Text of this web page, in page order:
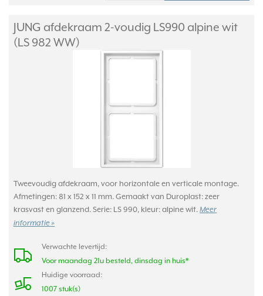
JUNG afdekraam 2-voudig LS990 alpine wit
(LS 982 WW)
Tweevoudig afdekraam, voor horizontale en verticale montage.
Afmetingen: 81 x 152 x 11 mm. Gemaakt van Duroplast: zeer
krasvast en glanzend. Serie: LS 990, kleur: alpine wit. Meer
informatie »
Verwachte levertijd:
Voor maandag 21u besteld, dinsdag in huis*
Huidige voorraad:
1007 stuk(s)